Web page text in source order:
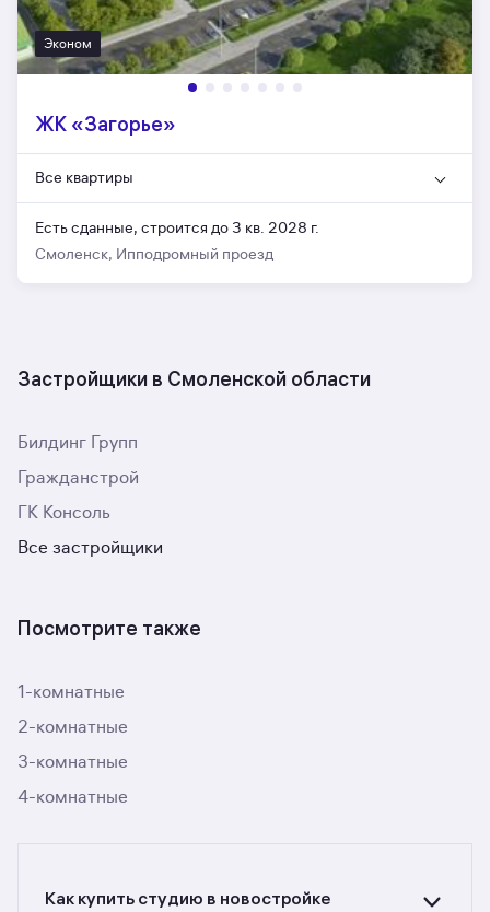
Эконом
ЖК «Загорье»
Все квартиры
Есть сданные, строится до 3 кв. 2028 г.
Смоленск, Ипподромный проезд
Застройщики в Смоленской области
Билдинг Групп
Гражданстрой
ГК Консоль
Все застройщики
Посмотрите также
1-комнатные
2-комнатные
3-комнатные
4-комнатные
Как купить студию в новостройке